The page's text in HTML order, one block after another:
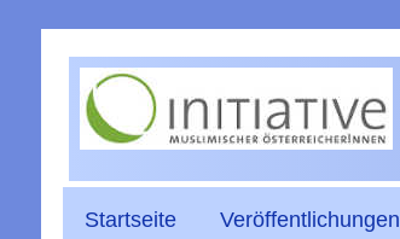
Startseite Veröffentlichungen